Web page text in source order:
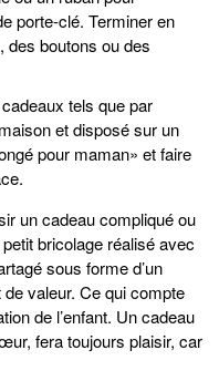
porte-clé. Terminer en
des boutons ou des
tels que par
et disposé sur un
pour maman» et faire
un cadeau compliqué ou
bricolage réalisé avec
sous forme d’un
valeur. Ce qui compte
de l’enfant. Un cadeau
fera toujours plaisir, car